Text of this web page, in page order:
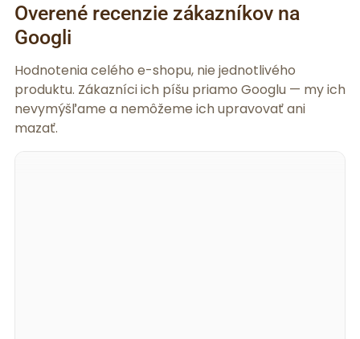
Overené recenzie zákazníkov na
Googli
Hodnotenia celého e-shopu, nie jednotlivého
produktu. Zákazníci ich píšu priamo Googlu — my ich
nevymýšľame a nemôžeme ich upravovať ani
mazať.